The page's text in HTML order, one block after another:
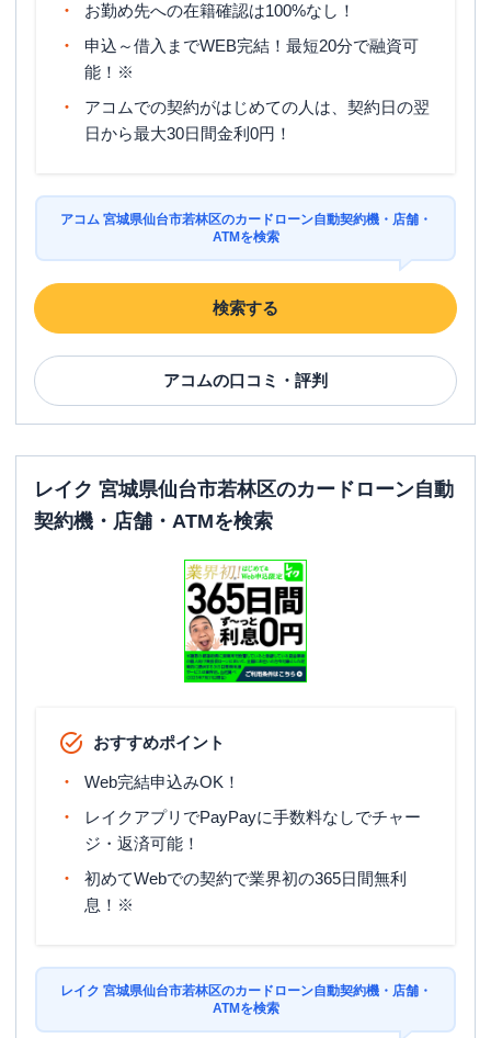
お勤め先への在籍確認は100%なし！
申込～借入までWEB完結！最短20分で融資可
能！※
アコムでの契約がはじめての人は、契約日の翌
日から最大30日間金利0円！
アコム 宮城県仙台市若林区のカードローン自動契約機・店舗・
ATMを検索
検索する
アコムの口コミ・評判
レイク 宮城県仙台市若林区のカードローン自動
契約機・店舗・ATMを検索
おすすめポイント
Web完結申込みOK！
レイクアプリでPayPayに手数料なしでチャー
ジ・返済可能！
初めてWebでの契約で業界初の365日間無利
息！※
レイク 宮城県仙台市若林区のカードローン自動契約機・店舗・
ATMを検索